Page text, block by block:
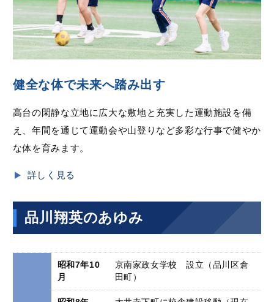
健全な体で未来へ踏み出す
高台の閑静な立地に広大な敷地と充実した運動施設を備
え、年間を通じて運動会や山登りなど多彩な行事で健やか
な体を育みます。
詳しく見る
品川翔英のあゆみ
昭和7年10
月
京南家政女学校 設立（品川区倉
田町）